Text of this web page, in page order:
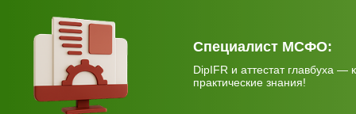
Специалист МСФО:
DipIFR и аттестат главбуха —
практические знания!